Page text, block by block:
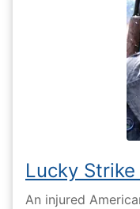
Lucky
An injured